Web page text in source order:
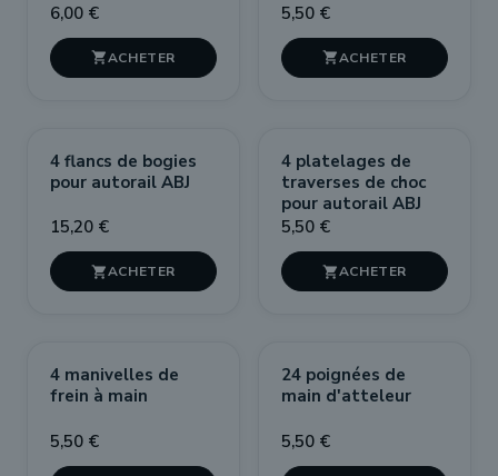
6,00 €

5,50 €

4 flancs de bogies
pour autorail ABJ
15,20 €

4 platelages de
traverses de choc
pour autorail ABJ
5,50 €

4 manivelles de
frein à main
5,50 €
NOUVEAU
24 poignées de
main d'atteleur
5,50 €